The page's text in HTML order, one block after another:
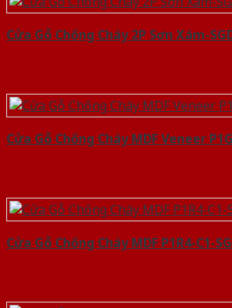
Cửa Gỗ Chống Cháy 2P Sơn Xám-
Cửa Gỗ Chống Cháy MDF Veneer
Cửa Gỗ Chống Cháy MDF P1R4-C1-